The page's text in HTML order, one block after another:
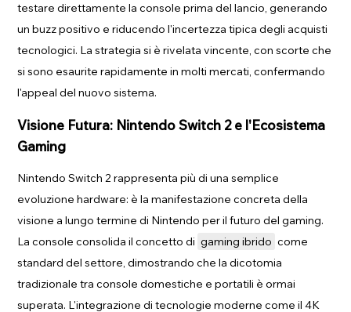
testare direttamente la console prima del lancio, generando
un buzz positivo e riducendo l'incertezza tipica degli acquisti
tecnologici. La strategia si è rivelata vincente, con scorte che
si sono esaurite rapidamente in molti mercati, confermando
l'appeal del nuovo sistema.
Visione Futura: Nintendo Switch 2 e l'Ecosistema
Gaming
Nintendo Switch 2 rappresenta più di una semplice
evoluzione hardware: è la manifestazione concreta della
visione a lungo termine di Nintendo per il futuro del gaming.
La console consolida il concetto di gaming ibrido come
standard del settore, dimostrando che la dicotomia
tradizionale tra console domestiche e portatili è ormai
superata. L'integrazione di tecnologie moderne come il 4K